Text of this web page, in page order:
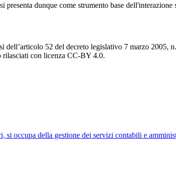
dunque come strumento base dell'interazione
dell’articolo 52 del decreto legislativo 7 marzo
con licenza CC-BY 4.0.
occupa della gestione dei servizi contabili e